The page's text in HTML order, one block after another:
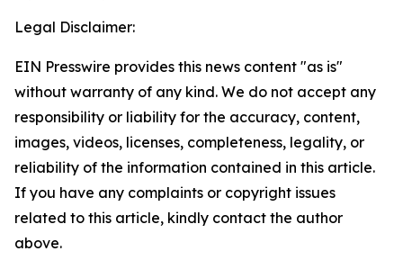
Legal Disclaimer:
EIN Presswire provides this news content "as is"
without warranty of any kind. We do not accept any
responsibility or liability for the accuracy, content,
images, videos, licenses, completeness, legality, or
reliability of the information contained in this article.
If you have any complaints or copyright issues
related to this article, kindly contact the author
above.